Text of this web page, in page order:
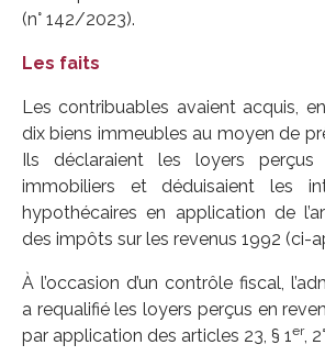
(n° 142/2023).
Les faits
Les contribuables avaient acquis,
dix biens immeubles au moyen de
Ils déclaraient les loyers perçus
immobiliers et déduisaient les
hypothécaires en application de
des impôts sur les revenus 1992 (ci-
À l’occasion d’un contrôle fiscal,
a requalifié les loyers perçus en
par application des articles 23, § 1er,